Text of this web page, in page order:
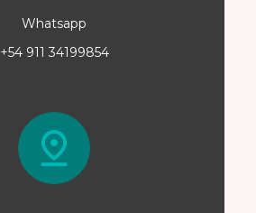
Whatsapp
+54 911 34199854